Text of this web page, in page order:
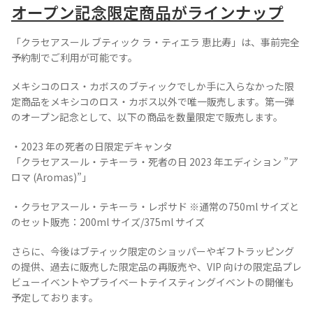
オープン記念限定商品がラインナップ
「クラセアスール ブティック ラ・ティエラ 恵比寿」は、事前完全
予約制でご利用が可能です。
メキシコのロス・カボスのブティックでしか手に入らなかった限
定商品をメキシコのロス・カボス以外で唯一販売します。第一弾
のオープン記念として、以下の商品を数量限定で販売します。
・2023 年の死者の日限定デキャンタ
「クラセアスール・テキーラ・死者の日 2023 年エディション ”ア
ロマ (Aromas)”」
・クラセアスール・テキーラ・レポサド ※通常の750ml サイズと
のセット販売：200ml サイズ/375ml サイズ
さらに、今後はブティック限定のショッパーやギフトラッピング
の提供、過去に販売した限定品の再販売や、VIP 向けの限定品プレ
ビューイベントやプライベートテイスティングイベントの開催も
予定しております。